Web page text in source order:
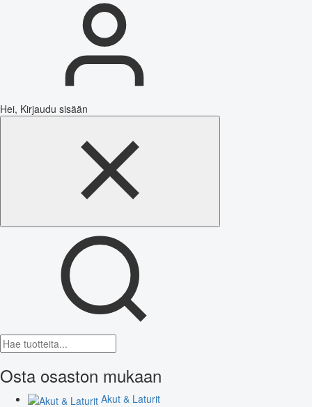
Hei, Kirjaudu sisään
Osta osaston mukaan
Akut & Laturit